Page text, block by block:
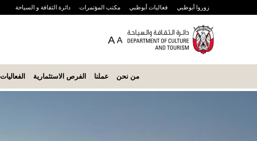
زوروا أبوظبي فعاليات أبوظبي مكتب المؤتمرات دائرة الثقافة و السياحة
A A
من نحن عملنا الفرص الاستثمارية الفعاليات